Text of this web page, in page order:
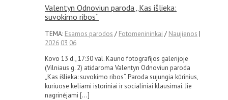
Valentyn Odnoviun paroda „Kas išlieka:
suvokimo ribos“
TEMA: Esamos parodos / Fotomenininkai / Naujienos |
2026 03 06
Kovo 13 d., 17:30 val. Kauno fotografijos galerijoje
(Vilniaus g. 2) atidaroma Valentyn Odnoviun paroda
„Kas išlieka: suvokimo ribos“. Paroda sujungia kūrinius,
kuriuose keliami istoriniai ir socialiniai klausimai. Jie
nagrinėjami […]